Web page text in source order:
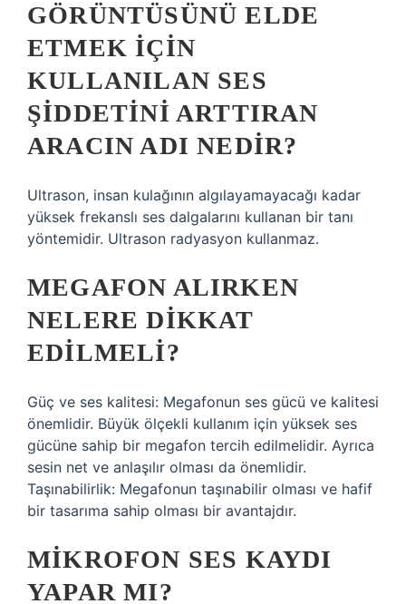
GÖRÜNTÜSÜNÜ ELDE
ETMEK IÇIN
KULLANILAN SES
ŞIDDETINI ARTTIRAN
ARACIN ADI NEDIR?
Ultrason, insan kulağının algılayamayacağı kadar
yüksek frekanslı ses dalgalarını kullanan bir tanı
yöntemidir. Ultrason radyasyon kullanmaz.
MEGAFON ALIRKEN
NELERE DIKKAT
EDILMELI?
Güç ve ses kalitesi: Megafonun ses gücü ve kalitesi
önemlidir. Büyük ölçekli kullanım için yüksek ses
gücüne sahip bir megafon tercih edilmelidir. Ayrıca
sesin net ve anlaşılır olması da önemlidir.
Taşınabilirlik: Megafonun taşınabilir olması ve hafif
bir tasarıma sahip olması bir avantajdır.
MIKROFON SES KAYDI
YAPAR MI?